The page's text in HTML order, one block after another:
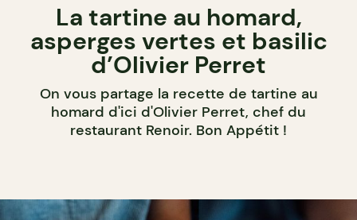
La tartine au homard,
asperges vertes et basilic
d’Olivier Perret
On vous partage la recette de tartine au
homard d'ici d'Olivier Perret, chef du
restaurant Renoir. Bon Appétit !